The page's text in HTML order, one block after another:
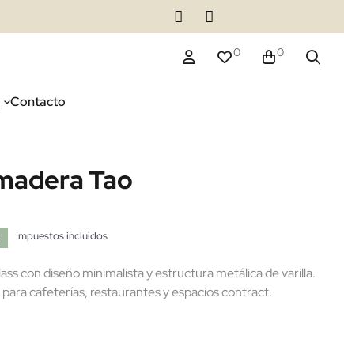
0 0
Contacto
Tao
Impuestos incluidos
con diseño minimalista y estructura metálica de varilla.
cafeterías, restaurantes y espacios contract.